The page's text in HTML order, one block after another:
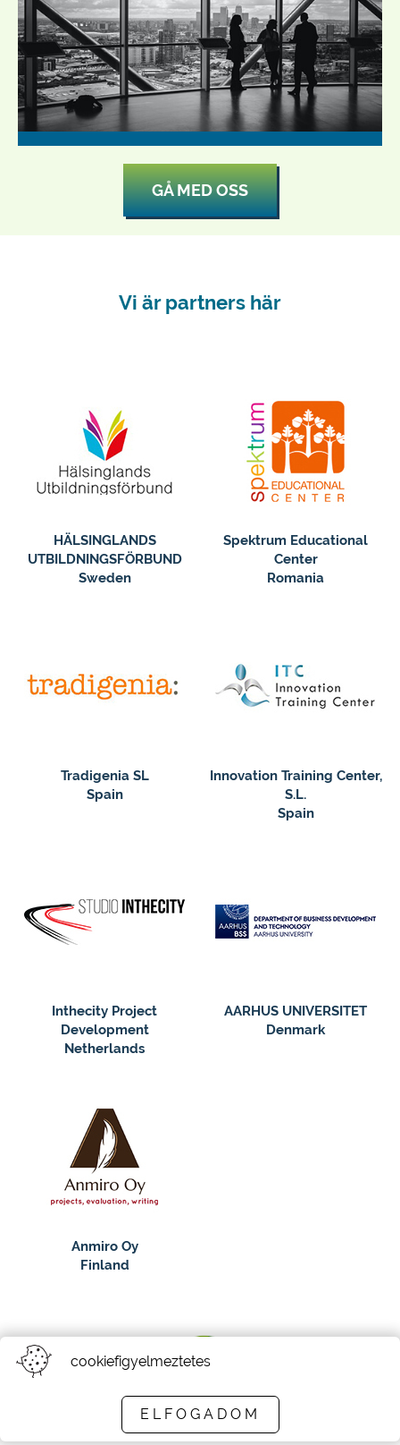
GÅ MED OSS
Vi är partners här
HÄLSINGLANDS
UTBILDNINGSFÖRBUND
Sweden
Spektrum Educational
Center
Romania
Tradigenia SL
Spain
Innovation Training Center,
S.L.
Spain
Inthecity Project
Development
Netherlands
AARHUS UNIVERSITET
Denmark
Anmiro Oy
Finland
cookiefigyelmeztetes
ELFOGADOM